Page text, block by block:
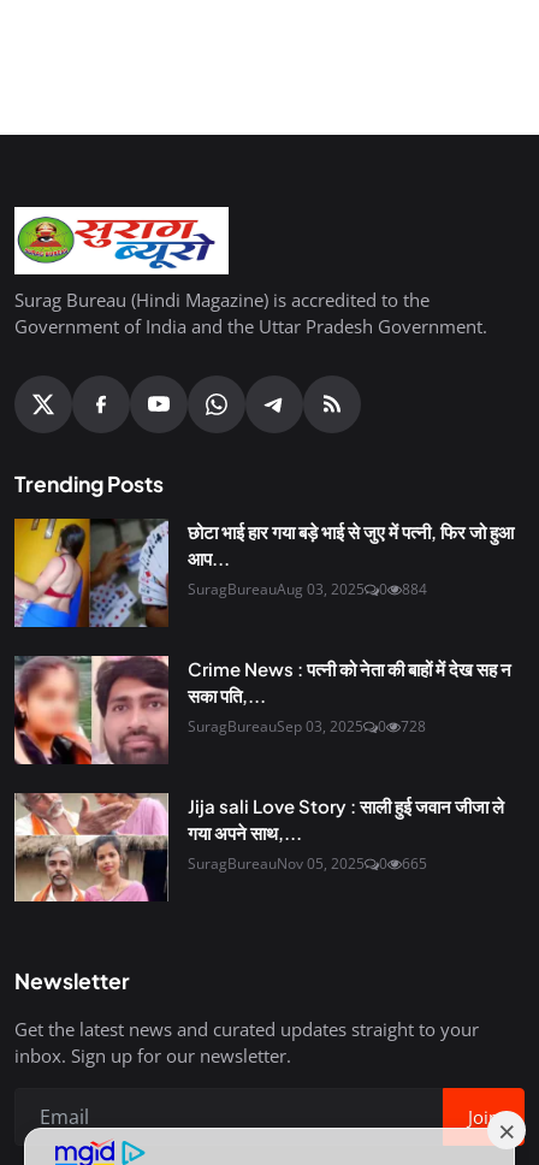
Surag Bureau (Hindi Magazine) is accredited to the
Government of India and the Uttar Pradesh Government.
Trending Posts
छोटा भाई हार गया बड़े भाई से जुए में पत्नी, फिर जो हुआ
आप...
SuragBureauAug 03, 2025 0 884
Crime News : पत्नी को नेता की बाहों में देख सह न
सका पति,...
SuragBureauSep 03, 2025 0 728
Jija sali Love Story : साली हुई जवान जीजा ले
गया अपने साथ,...
SuragBureauNov 05, 2025 0 665
Newsletter
Get the latest news and curated updates straight to your
inbox. Sign up for our newsletter.
Join